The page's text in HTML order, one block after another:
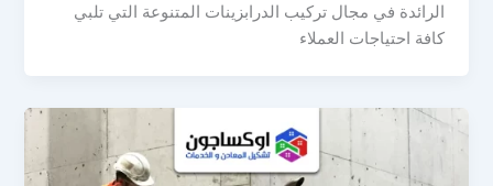
الرائدة في مجال تركيب الدرابزينات المتنوعة التي تلبي
كافة احتياجات العملاء